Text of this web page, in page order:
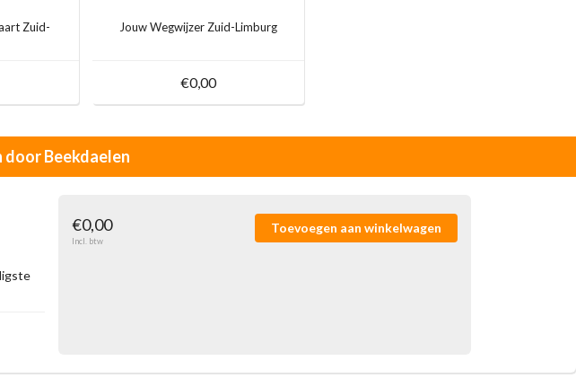
Zuid-
Jouw Wegwijzer Zuid-Limburg
€0,00
Beekdaelen
€0,00
Incl. btw